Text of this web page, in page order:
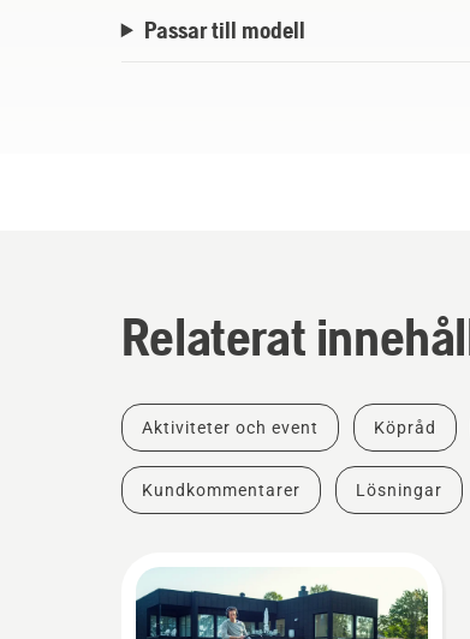
Passar till modell
Relaterat
Aktiviteter och event Köpråd
Kundkommentarer Lösningar